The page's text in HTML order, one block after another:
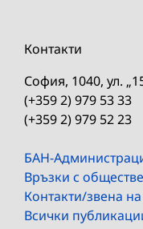
Контакти
София, 1040, ул.
(+359 2) 979 53 33
(+359 2) 979 52 23
БАН-
Връзки с
Контакти/звена
Всички